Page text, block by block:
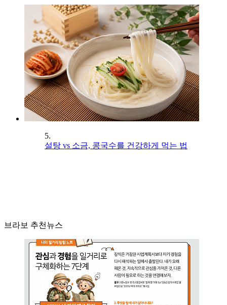
5.
설탕 vs 소금, 콩국수를 건강하게 먹는 법
브라보 추천뉴스